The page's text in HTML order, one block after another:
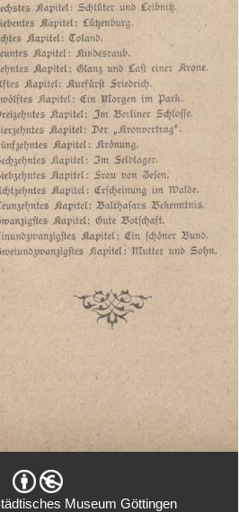
Museum Göttingen